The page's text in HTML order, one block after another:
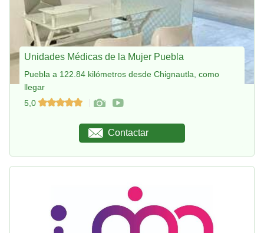
Unidades Médicas de la Mujer Puebla
Puebla a 122.84 kilómetros desde Chignautla, como
llegar
5,0
Contactar